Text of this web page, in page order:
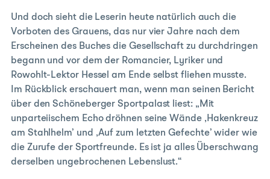
Und doch sieht die Leserin heute natürlich auch die
Vorboten des Grauens, das nur vier Jahre nach dem
Erscheinen des Buches die Gesellschaft zu durchdringen
begann und vor dem der Romancier, Lyriker und
Rowohlt-Lektor Hessel am Ende selbst fliehen musste.
Im Rückblick erschauert man, wenn man seinen Bericht
über den Schöneberger Sportpalast liest: „Mit
unparteiischem Echo dröhnen seine Wände ‚Hakenkreuz
am Stahlhelm’ und ‚Auf zum letzten Gefechte’ wider wie
die Zurufe der Sportfreunde. Es ist ja alles Überschwang
derselben ungebrochenen Lebenslust.“